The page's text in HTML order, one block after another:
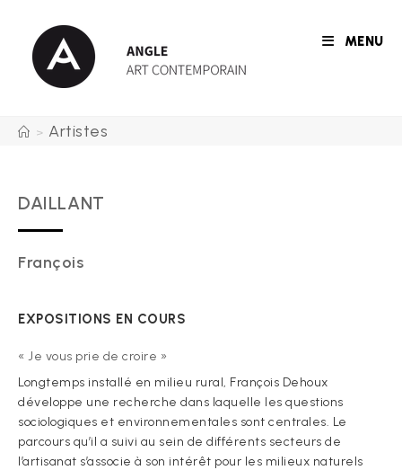
content
MENU
> Artistes
DAILLANT
François
EXPOSITIONS EN COURS
« Je vous prie de croire »
Longtemps installé en milieu rural, François Dehoux
développe une recherche dans laquelle les questions
sociologiques et environnementales sont centrales. Le
parcours qu’il a suivi au sein de différents secteurs de
l’artisanat s’associe à son intérêt pour les milieux naturels